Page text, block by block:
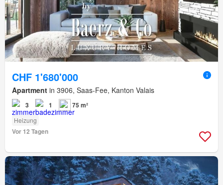
CHF 1'680'000
Apartment in 3906, Saas-Fee, Kanton Valais
3 1 75 m²
Heizung
Vor 12 Tagen